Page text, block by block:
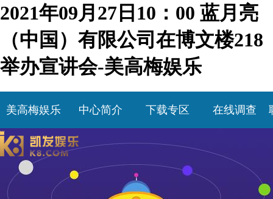
2021年09月27日10：00 蓝月亮
（中国）有限公司在博文楼218
举办宣讲会-美高梅娱乐
美高梅娱乐 中心简介 下载专区 在线调查